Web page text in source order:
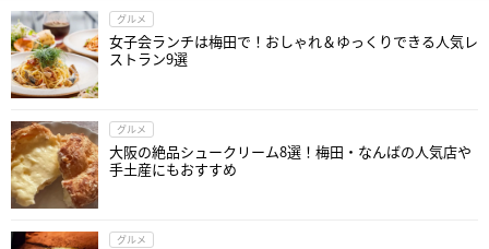
グルメ
女子会ランチは梅田で！おしゃれ＆ゆっくりできる人気レ
ストラン9選
グルメ
大阪の絶品シュークリーム8選！梅田・なんばの人気店や
手土産にもおすすめ
グルメ